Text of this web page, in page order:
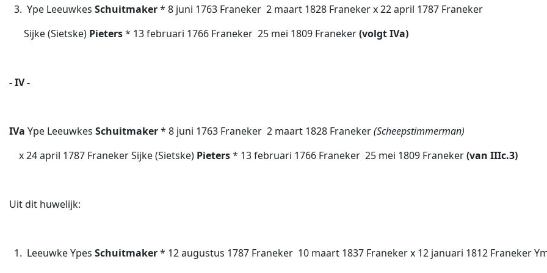
3. Ype Leeuwkes Schuitmaker* 8 juni 1763 Franeker  2 maart 1828 Franeker x 22 april 1787 Franeker
Sijke (Sietske) Pieters* 13 februari 1766 Franeker  25 mei 1809 Franeker(volgt IVa)
- IV -
IVa Ype Leeuwkes Schuitmaker* 8 juni 1763 Franeker  2 maart 1828 Franeker(Scheepstimmerman)
x 24 april 1787 Franeker Sijke (Sietske) Pieters* 13 februari 1766 Franeker  25 mei 1809 Franeker(van IIIc.3)
Uit dit huwelijk:
1. Leeuwke Ypes Schuitmaker* 12 augustus 1787 Franeker  10 maart 1837 Franeker x 12 januari 1812 Franeker